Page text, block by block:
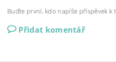
Buďte první, kdo napíše příspěvek k
Přidat komentář